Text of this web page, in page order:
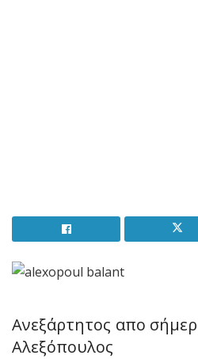
Aνεξάρτητος απο
Αλεξόπουλος